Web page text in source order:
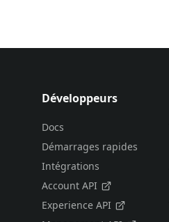
Développeurs
Docs
Démarrages rapides
Intégrations
Account API
Experience API